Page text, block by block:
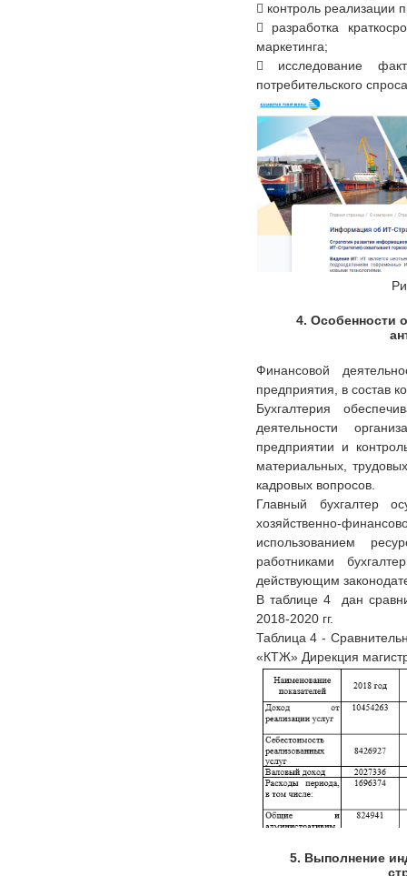
 контроль реализации
 разработка
маркетинга;
 исследование
потребительского
4. Особенности
Финансовой
предприятия, в состав
Бухгалтерия
деятельности
предприятии и
материальных,
кадровых вопросов.
Главный бухгалтер
хозяйственно-
использованием
работниками
действующим
В таблице 4 дан
2018-2020 гг.
Таблица 4 -
«КТЖ» Дирекция
5. Выполнение